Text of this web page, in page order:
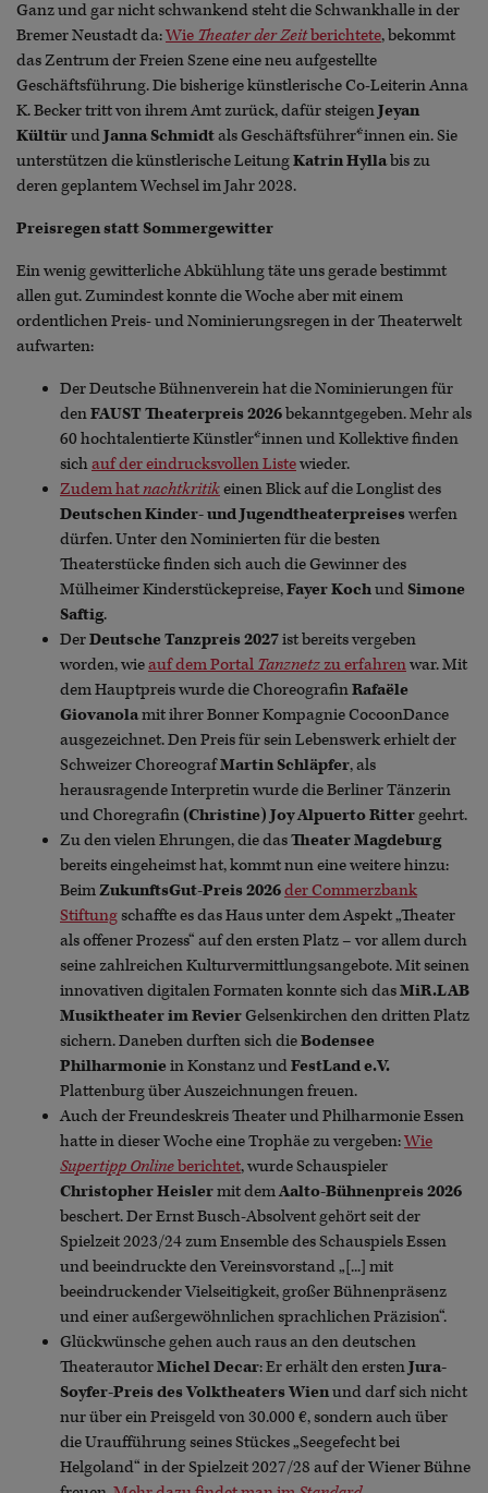
Ganz und gar nicht schwankend steht die Schwankhalle in der
Bremer Neustadt da:Wie Theater der Zeitberichtete, bekommt
das Zentrum der Freien Szene eine neu aufgestellte
Geschäftsführung. Die bisherige künstlerische Co-Leiterin Anna
K. Becker tritt von ihrem Amt zurück, dafür steigenJeyan
KültürundJanna Schmidtals Geschäftsführer*innen ein. Sie
unterstützen die künstlerische LeitungKatrin Hyllabis zu
deren geplantem Wechsel im Jahr 2028.
Preisregen statt Sommergewitter
Ein wenig gewitterliche Abkühlung täte uns gerade bestimmt
allen gut. Zumindest konnte die Woche aber mit einem
ordentlichen Preis- und Nominierungsregen in der Theaterwelt
aufwarten:
Der Deutsche Bühnenverein hat die Nominierungen für
denFAUST Theaterpreis 2026bekanntgegeben. Mehr als
60 hochtalentierte Künstler*innen und Kollektive finden
sichauf der eindrucksvollen Listewieder.
Zudem hatnachtkritikeinen Blick auf die Longlist des
Deutschen Kinder- und Jugendtheaterpreiseswerfen
dürfen. Unter den Nominierten für die besten
Theaterstücke finden sich auch die Gewinner des
Mülheimer Kinderstückepreise,Fayer KochundSimone
Saftig.
DerDeutsche Tanzpreis 2027ist bereits vergeben
worden, wieauf dem Portal Tanznetzzu erfahrenwar. Mit
dem Hauptpreis wurde die ChoreografinRafaële
Giovanolamit ihrer Bonner Kompagnie CocoonDance
ausgezeichnet. Den Preis für sein Lebenswerk erhielt der
Schweizer ChoreografMartin Schläpfer, als
herausragende Interpretin wurde die Berliner Tänzerin
und Choregrafin(Christine) Joy Alpuerto Rittergeehrt.
Zu den vielen Ehrungen, die dasTheater Magdeburg
bereits eingeheimst hat, kommt nun eine weitere hinzu:
BeimZukunftsGut-Preis 2026der Commerzbank
Stiftungschaffte es das Haus unter dem Aspekt „Theater
als offener Prozess“ auf den ersten Platz – vor allem durch
seine zahlreichen Kulturvermittlungsangebote. Mit seinen
innovativen digitalen Formaten konnte sich dasMiR.LAB
Musiktheater im RevierGelsenkirchen den dritten Platz
sichern. Daneben durften sich dieBodensee
Philharmoniein Konstanz undFestLand e.V.
Plattenburg über Auszeichnungen freuen.
Auch der Freundeskreis Theater und Philharmonie Essen
hatte in dieser Woche eine Trophäe zu vergeben:Wie
Supertipp Onlineberichtet, wurde Schauspieler
Christopher Heislermit demAalto-Bühnenpreis 2026
beschert. Der Ernst Busch-Absolvent gehört seit der
Spielzeit 2023/24 zum Ensemble des Schauspiels Essen
und beeindruckte den Vereinsvorstand „[...] mit
beeindruckender Vielseitigkeit, großer Bühnenpräsenz
und einer außergewöhnlichen sprachlichen Präzision“.
Glückwünsche gehen auch raus an den deutschen
TheaterautorMichel Decar: Er erhält den erstenJura-
Soyfer-Preis des Volktheaters Wienund darf sich nicht
nur über ein Preisgeld von 30.000 €, sondern auch über
die Uraufführung seines Stückes „Seegefecht bei
Helgoland“ in der Spielzeit 2027/28 auf der Wiener Bühne